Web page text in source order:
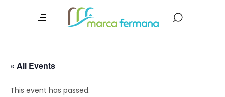
« All Events
This event has passed.